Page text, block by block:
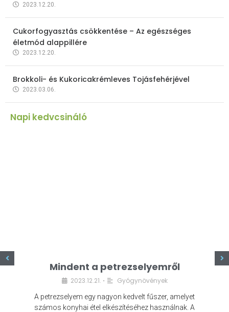
2023.12.20.
Cukorfogyasztás csökkentése – Az egészséges
életmód alappillére
2023.12.20.
Brokkoli- és Kukoricakrémleves Tojásfehérjével
2023.03.06.
Napi kedvcsináló
Mindent a petrezselyemről
2023.12.21. • Gyógynövények
A petrezselyem egy nagyon kedvelt fűszer, amelyet
számos konyhai étel elkészítéséhez használnak. A